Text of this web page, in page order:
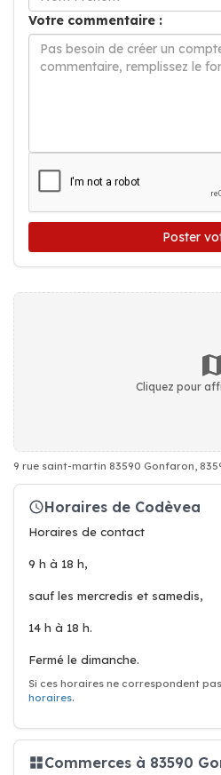
Votre commentaire :
Poster
Cliquez pour
9 rue saint-martin 83590 Gonfaron,
Horaires de Codèvea
Horaires de contact
9 h à 18 h,
sauf les mercredis et samedis,
14 h à 18 h.
Fermé le dimanche.
Si ces horaires ne correspondent
horaires.
Commerces à 83590